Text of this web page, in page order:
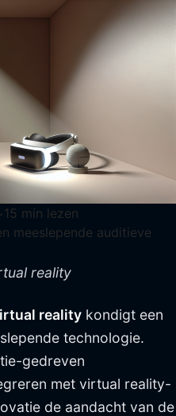
15 min lezen
meeslepende auditieve
reality
reality kondigt een
technologie.
gedreven
met virtual reality-
de aandacht van de